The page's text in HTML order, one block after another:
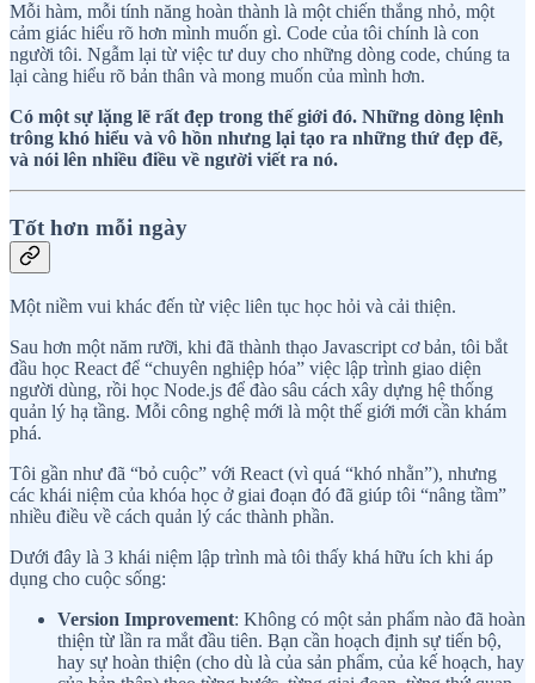
Mỗi hàm, mỗi tính năng hoàn thành là một chiến thắng nhỏ, một
cảm giác hiểu rõ hơn mình muốn gì. Code của tôi chính là con
người tôi. Ngẫm lại từ việc tư duy cho những dòng code, chúng ta
lại càng hiểu rõ bản thân và mong muốn của mình hơn.
Có một sự lặng lẽ rất đẹp trong thế giới đó. Những dòng lệnh
trông khó hiểu và vô hồn nhưng lại tạo ra những thứ đẹp đẽ,
và nói lên nhiều điều về người viết ra nó.
Tốt hơn mỗi ngày
Một niềm vui khác đến từ việc liên tục học hỏi và cải thiện.
Sau hơn một năm rưỡi, khi đã thành thạo Javascript cơ bản, tôi bắt
đầu học React để “chuyên nghiệp hóa” việc lập trình giao diện
người dùng, rồi học Node.js để đào sâu cách xây dựng hệ thống
quản lý hạ tầng. Mỗi công nghệ mới là một thế giới mới cần khám
phá.
Tôi gần như đã “bỏ cuộc” với React (vì quá “khó nhằn”), nhưng
các khái niệm của khóa học ở giai đoạn đó đã giúp tôi “nâng tầm”
nhiều điều về cách quản lý các thành phần.
Dưới đây là 3 khái niệm lập trình mà tôi thấy khá hữu ích khi áp
dụng cho cuộc sống:
Version Improvement: Không có một sản phẩm nào đã hoàn
thiện từ lần ra mắt đầu tiên. Bạn cần hoạch định sự tiến bộ,
hay sự hoàn thiện (cho dù là của sản phẩm, của kế hoạch, hay